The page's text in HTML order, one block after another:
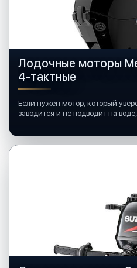
Лодочные моторы
4-тактные
Если нужен мотор, который
заводится и не подводит на